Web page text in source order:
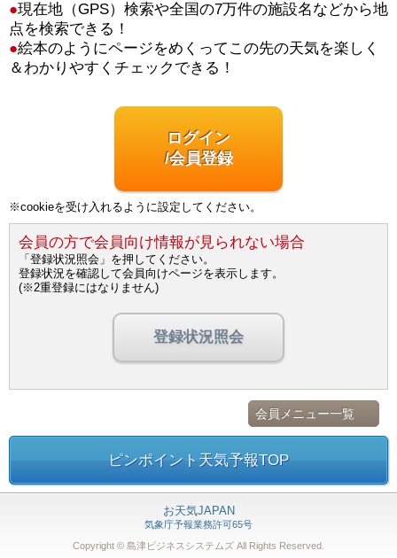
●現在地（GPS）検索や全国の7万件の施設名などから地
点を検索できる！
●絵本のようにページをめくってこの先の天気を楽しく
＆わかりやすくチェックできる！
ログイン
/会員登録
※cookieを受け入れるように設定してください。
会員の方で会員向け情報が見られない場合
「登録状況照会」を押してください。
登録状況を確認して会員向けページを表示します。
(※2重登録にはなりません)
登録状況照会
会員メニュー一覧
ピンポイント天気予報TOP
お天気JAPAN
気象庁予報業務許可65号
Copyright © 島津ビジネスシステムズ All Rights Reserved.